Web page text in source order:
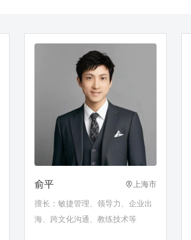
俞平 上海市
擅长：敏捷管理、领导力、企业出
海、跨文化沟通、教练技术等